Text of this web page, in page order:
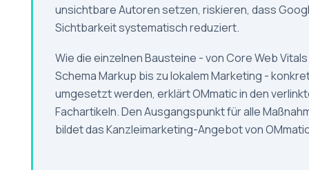
unsichtbare Autoren setzen, riskieren, dass
Sichtbarkeit systematisch reduziert.
Wie die einzelnen Bausteine - von Core Web
Schema Markup bis zu lokalem Marketing -
umgesetzt werden, erklärt OMmatic in den
Fachartikeln. Den Ausgangspunkt für alle
bildet das Kanzleimarketing-Angebot von